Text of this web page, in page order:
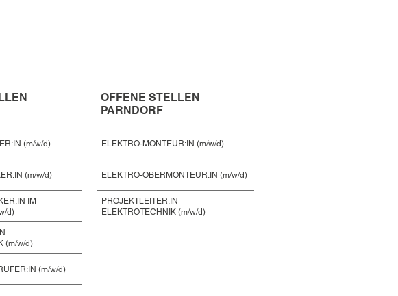
OFFENE STELLEN
PARNDORF
(m/w/d)
(m/w/d)
IM
d)
(m/w/d)
(m/w/d)
ELEKTRO-MONTEUR:IN (m/w/d)
ELEKTRO-OBERMONTEUR:IN (m/w/d)
PROJEKTLEITER:IN
ELEKTROTECHNIK (m/w/d)